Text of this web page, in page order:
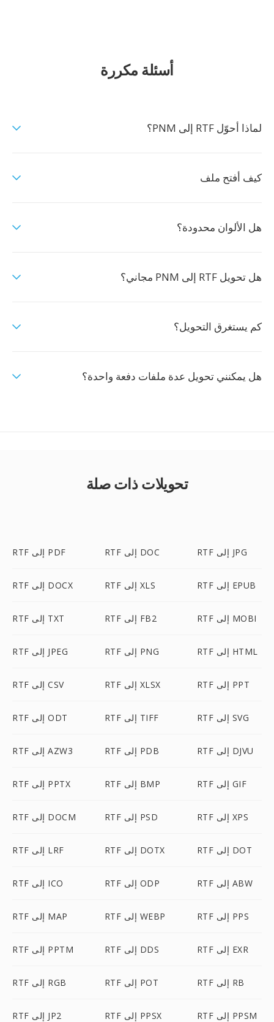
أسئلة مكررة
لماذا أحوّل RTF إلى PNM؟
كيف أفتح ملف
هل الألوان محدودة؟
هل تحويل RTF إلى PNM مجاني؟
كم يستغرق التحويل؟
هل يمكنني تحويل عدة ملفات دفعة واحدة؟
تحويلات ذات صلة
RTF إلى PDF RTF إلى DOC RTF إلى JPG
RTF إلى DOCX RTF إلى XLS RTF إلى EPUB
RTF إلى TXT RTF إلى FB2 RTF إلى MOBI
RTF إلى JPEG RTF إلى PNG RTF إلى HTML
RTF إلى CSV RTF إلى XLSX RTF إلى PPT
RTF إلى ODT RTF إلى TIFF RTF إلى SVG
RTF إلى AZW3 RTF إلى PDB RTF إلى DJVU
RTF إلى PPTX RTF إلى BMP RTF إلى GIF
RTF إلى DOCM RTF إلى PSD RTF إلى XPS
RTF إلى LRF RTF إلى DOTX RTF إلى DOT
RTF إلى ICO RTF إلى ODP RTF إلى ABW
RTF إلى MAP RTF إلى WEBP RTF إلى PPS
RTF إلى PPTM RTF إلى DDS RTF إلى EXR
RTF إلى RGB RTF إلى POT RTF إلى RB
RTF إلى JP2 RTF إلى PPSX RTF إلى PPSM